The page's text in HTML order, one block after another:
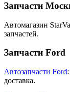
Запчасти
Автомагазин
запчастей.
Запчасти Ford
Автозапчасти Ford
доставка.